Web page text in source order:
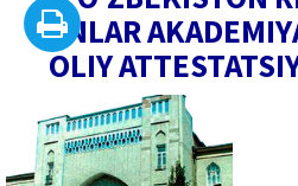
FANLAR
OLIY